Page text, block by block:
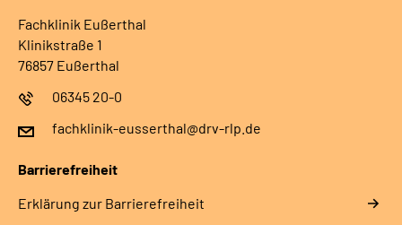
Fachklinik Eußerthal
Klinikstraße 1
76857 Eußerthal
06345 20-0
fachklinik-eusserthal@drv-rlp.de
Barrierefreiheit
Erklärung zur Barrierefreiheit